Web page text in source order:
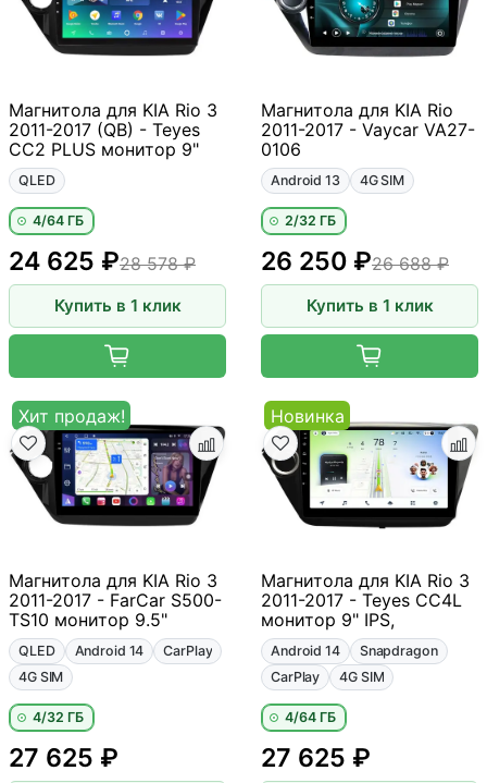
Магнитола для KIA Rio 3
2011-2017 (QB) - Teyes
CC2 PLUS монитор 9"
QLED
4/64 ГБ
28 578 ₽
24 625 ₽
Купить в 1 клик
Магнитола для KIA Rio
2011-2017 - Vaycar VA27-
0106
Android 13 4G SIM
2/32 ГБ
26 688 ₽
26 250 ₽
Купить в 1 клик
Хит продаж!
Магнитола для KIA Rio 3
2011-2017 - FarCar S500-
TS10 монитор 9.5"
QLED Android 14
CarPlay
4G SIM
4/32 ГБ
27 625 ₽
Новинка
Магнитола для KIA Rio 3
2011-2017 - Teyes CC4L
монитор 9" IPS,
Android 14
Snapdragon
CarPlay
4G SIM
4/64 ГБ
27 625 ₽